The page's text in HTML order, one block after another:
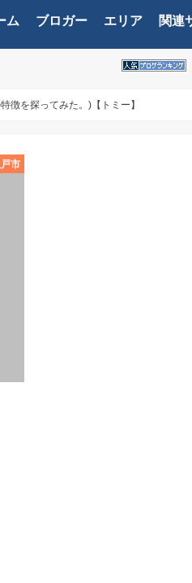
ム ブロガー エリア 関連
徴を探ってみた。)【トミー】
市